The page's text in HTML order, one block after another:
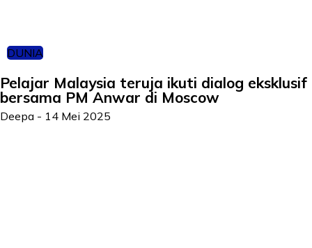
DUNIA
Pelajar Malaysia teruja ikuti dialog eksklusif
bersama PM Anwar di Moscow
Deepa - 14 Mei 2025